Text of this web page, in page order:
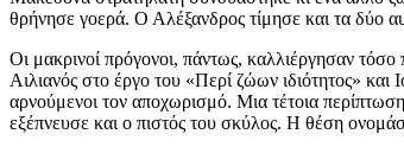
θρήνησε γοερά. Ο Αλέξανδρος τίμησε και τα δύο
Οι μακρινοί πρόγονοι, πάντως, καλλιέργησαν
Αιλιανός στο έργο του «Περί ζώων ιδιότητος»
αρνούμενοι τον αποχωρισμό. Μια τέτοια
εξέπνευσε και ο πιστός του σκύλος. Η θέση